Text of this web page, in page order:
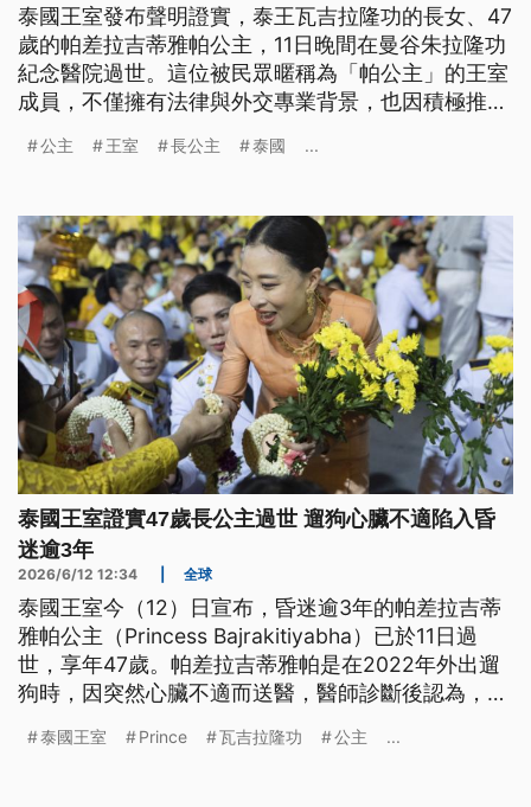
泰國王室發布聲明證實，泰王瓦吉拉隆功的長女、47
歲的帕差拉吉蒂雅帕公主，11日晚間在曼谷朱拉隆功
紀念醫院過世。這位被民眾暱稱為「帕公主」的王室
成員，不僅擁有法律與外交專業背景，也因積極推動
然病倒後，已經住院治療3年半，最終不敵病魔離
公主 王室 長公主 泰國 ...
泰國王室證實47歲長公主過世 遛狗心臟不適陷入昏
迷逾3年
2026/6/12 12:34 全球
泰國王室今（12）日宣布，昏迷逾3年的帕差拉吉蒂
雅帕公主（Princess Bajrakitiyabha）已於11日過
世，享年47歲。帕差拉吉蒂雅帕是在2022年外出遛
狗時，因突然心臟不適而送醫，醫師診斷後認為，是
長期昏迷。帕差拉吉蒂雅帕是泰王瓦吉拉隆功的長
泰國王室 Prince 瓦吉拉隆功 公主 ...